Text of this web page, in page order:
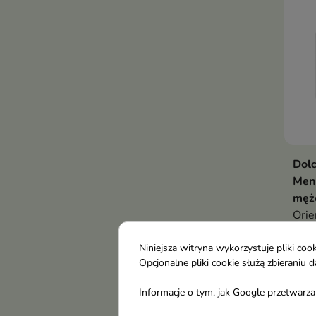
Niniejsza witryna wykorzystuje pliki
Opcjonalne pliki cookie służą
Informacje o tym, jak Google